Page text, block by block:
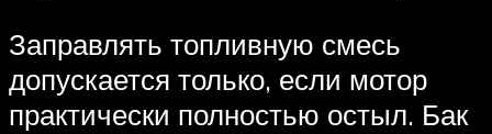
Заправлять топливную смесь
допускается только, если мотор
практически полностью остыл. Бак